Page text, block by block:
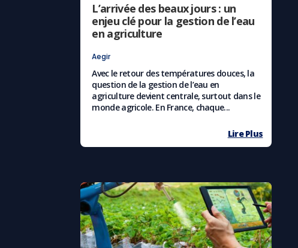
L’arrivée des beaux jours : un
enjeu clé pour la gestion de l’eau
en agriculture
Aegir
Avec le retour des températures douces, la
question de la gestion de l’eau en
agriculture devient centrale, surtout dans le
monde agricole. En France, chaque...
Lire Plus